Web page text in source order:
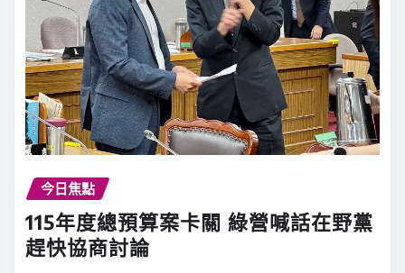
今日焦點
115年度總預算案卡關 綠營喊話在野黨
趕快協商討論